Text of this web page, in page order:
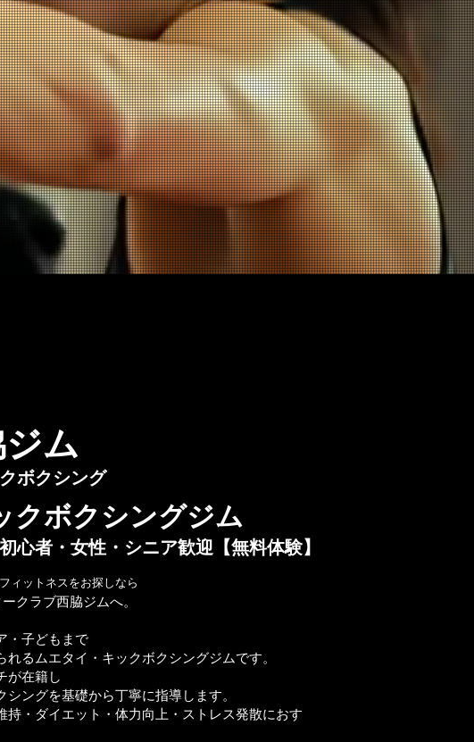
ム
ボクシング
クボクシングジム
心者・女性・シニア歓迎【無料体験】
フィットネスをお探しなら
クラブ西脇ジムへ。
・子どもまで
るムエタイ・キックボクシングジムです。
が在籍し
ングを基礎から丁寧に指導します。
持・ダイエット・体力向上・ストレス発散におす